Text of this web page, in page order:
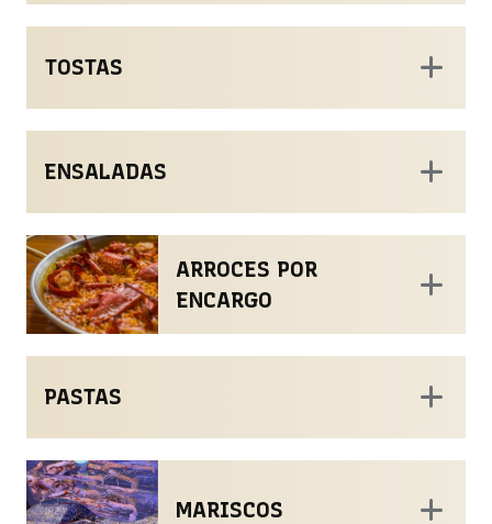
TOSTAS
ENSALADAS
ARROCES POR
ENCARGO
PASTAS
MARISCOS